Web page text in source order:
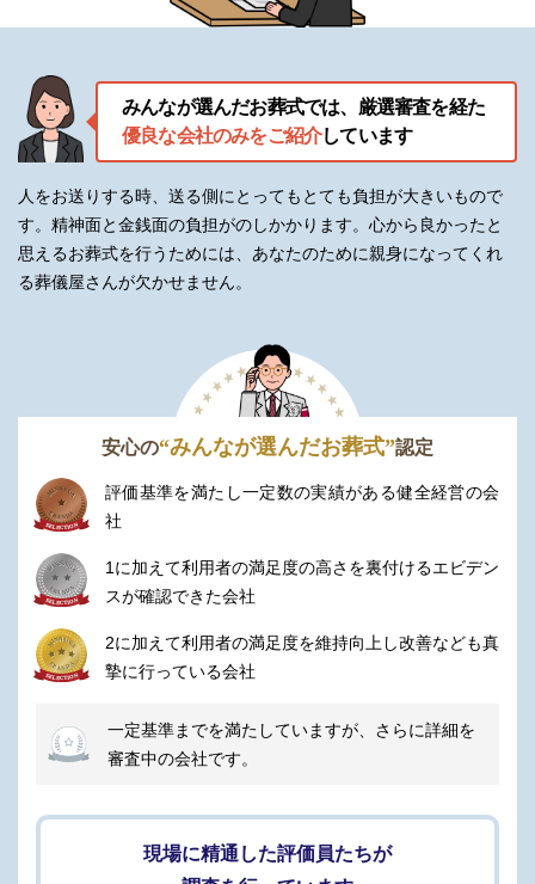
式場入口装飾
木製10尺看板
屋外電光看板
道路案内看板
受付用品
納棺
運営・火葬受スタッフ
含まれないもの
御布施袋
項目
花（種類・ボリューム・デザインで予算変動）
みんなが選んだお葬式では、厳選審査を経た
優良な会社のみをご紹介しています
人をお送りする時、送る側にとってもとても負担が大きいもので
す。精神面と金銭面の負担がのしかかります。 心から良かったと
思えるお葬式を行うためには、あなたのために親身になってくれ
る葬儀屋さんが欠かせません。
安心の“みんなが選んだお葬式”認定
評価基準を満たし一定数の実績がある健全経営の会
社
1に加えて利用者の満足度の高さを裏付けるエビデン
スが確認できた会社
2に加えて利用者の満足度を維持向上し改善なども真
摯に行っている会社
一定基準までを満たしていますが、さらに詳細を
審査中の会社です。
現場に精通した評価員たちが